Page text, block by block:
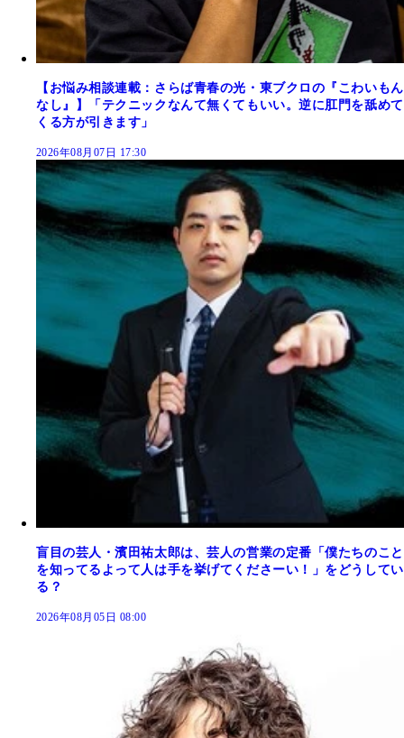
【お悩み相談連載：さらば青春の光・東ブクロの『こわいもん
なし』】「テクニックなんて無くてもいい。逆に肛門を舐めて
くる方が引きます」
2026年08月07日 17:30
盲目の芸人・濱田祐太郎は、芸人の営業の定番「僕たちのこと
を知ってるよって人は手を挙げてくださーい！」をどうしてい
る？
2026年08月05日 08:00